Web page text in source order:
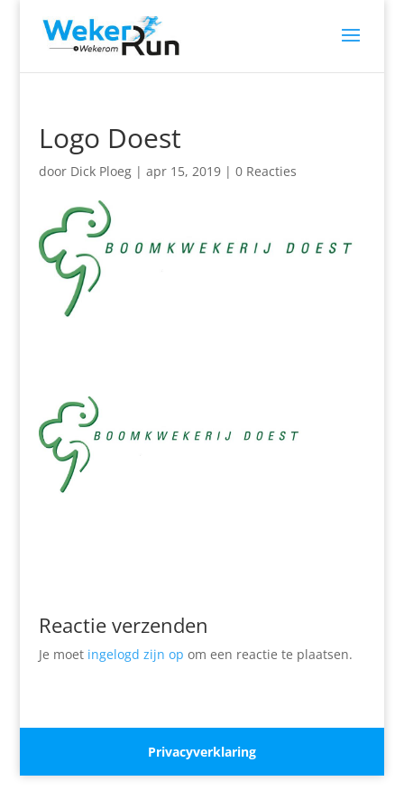
Logo Doest
door Dick Ploeg| apr 15, 2019| 0 Reacties
Reactie verzenden
Je moet ingelogd zijn op om een reactie te plaatsen.
Privacyverklaring